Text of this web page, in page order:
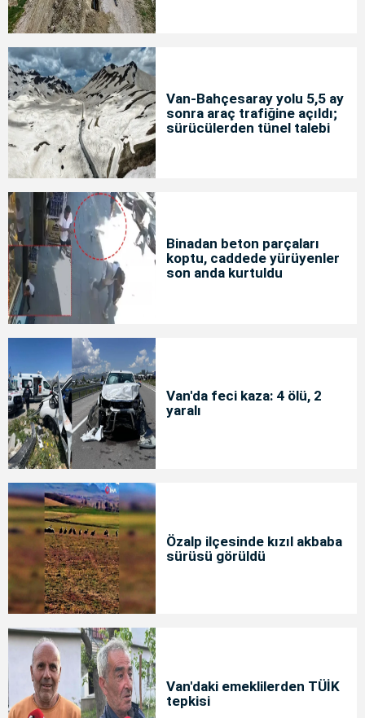
Van-Bahçesaray yolu 5,5 ay
sonra araç trafiğine açıldı;
sürücülerden tünel talebi
Binadan beton parçaları
koptu, caddede yürüyenler
son anda kurtuldu
Van'da feci kaza: 4 ölü, 2
yaralı
Özalp ilçesinde kızıl akbaba
sürüsü görüldü
Van'daki emeklilerden TÜİK
tepkisi